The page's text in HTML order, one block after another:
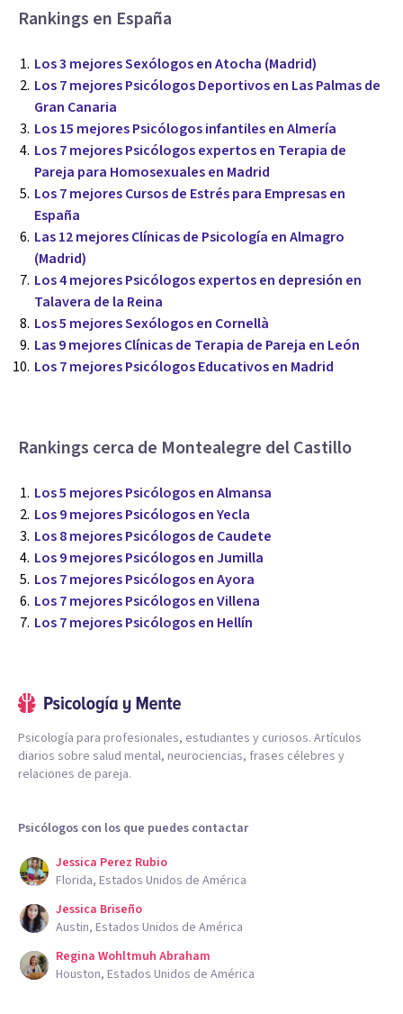
Rankings en España
Los 3 mejores Sexólogos en Atocha (Madrid)
Los 7 mejores Psicólogos Deportivos en Las Palmas de
Gran Canaria
Los 15 mejores Psicólogos infantiles en Almería
Los 7 mejores Psicólogos expertos en Terapia de
Pareja para Homosexuales en Madrid
Los 7 mejores Cursos de Estrés para Empresas en
España
Las 12 mejores Clínicas de Psicología en Almagro
(Madrid)
Los 4 mejores Psicólogos expertos en depresión en
Talavera de la Reina
Los 5 mejores Sexólogos en Cornellà
Las 9 mejores Clínicas de Terapia de Pareja en León
Los 7 mejores Psicólogos Educativos en Madrid
Rankings cerca de Montealegre del Castillo
Los 5 mejores Psicólogos en Almansa
Los 9 mejores Psicólogos en Yecla
Los 8 mejores Psicólogos de Caudete
Los 9 mejores Psicólogos en Jumilla
Los 7 mejores Psicólogos en Ayora
Los 7 mejores Psicólogos en Villena
Los 7 mejores Psicólogos en Hellín
Psicología para profesionales, estudiantes y curiosos. Artículos
diarios sobre salud mental, neurociencias, frases célebres y
relaciones de pareja.
Psicólogos con los que puedes contactar
Jessica Perez Rubio
Florida, Estados Unidos de América
Jessica Briseño
Austin, Estados Unidos de América
Regina Wohltmuh Abraham
Houston, Estados Unidos de América